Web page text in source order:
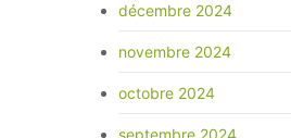
décembre 2024
novembre 2024
octobre 2024